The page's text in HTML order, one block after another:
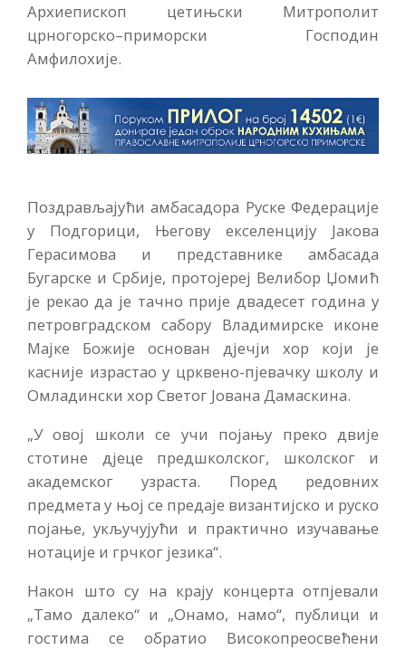
Архиепископ цетињски Митрополит
црногорско–приморски Господин
Амфилохије.
Поздрављајући амбасадора Руске Федерације
у Подгорици, Његову екселенцију Јакова
Герасимова и представнике амбасада
Бугарске и Србије, протојереј Велибор Џомић
је рекао да је тачно прије двадесет година у
петровградском сабору Владимирске иконе
Мајке Божије основан дјечји хор који је
касније израстао у црквено-пјевачку школу и
Омладински хор Светог Јована Дамаскина.
„У овој школи се учи појању преко двије
стотине дјеце предшколског, школског и
академског узраста. Поред редовних
предмета у њој се предаје византијско и руско
појање, укључујући и практично изучавање
нотације и грчког језика“.
Након што су на крају концерта отпјевали
„Тамо далеко“ и „Онамо, намо“, публици и
гостима се обратио Високопреосвећени